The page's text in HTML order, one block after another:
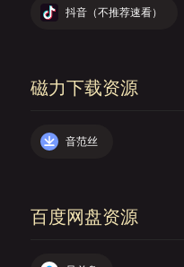
抖音（不推荐速看）
磁力下载资源
音范丝
百度网盘资源